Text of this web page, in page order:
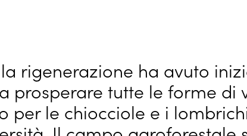
rigenerazione ha avuto
prosperare tutte le forme di
per le chiocciole e i